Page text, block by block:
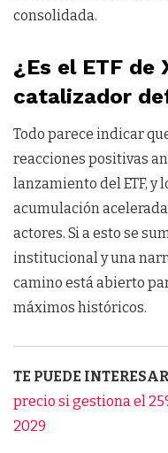
consolidada.
¿Es el ETF de
catalizador
Todo parece indicar
reacciones positivas
lanzamiento del ETF,
acumulación
actores. Si a esto se
institucional y una
camino está abierto
máximos históricos.
TE PUEDE
precio si gestiona el
2029